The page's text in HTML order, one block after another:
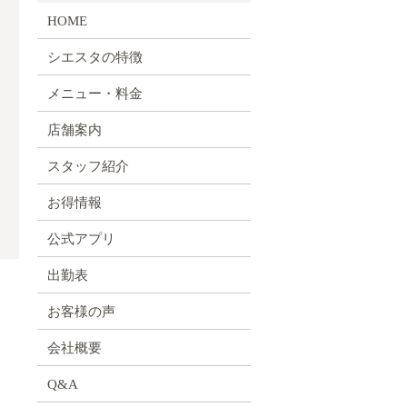
HOME
シエスタの特徴
メニュー・料金
店舗案内
スタッフ紹介
お得情報
公式アプリ
出勤表
お客様の声
会社概要
Q&A